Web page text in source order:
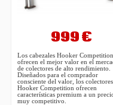
999 €
Los cabezales Hooker Competition
ofrecen el mejor valor en el
de colectores de alto rendimiento.
Diseñados para el comprador
consciente del valor, los
Hooker Competition ofrecen
características premium a un
muy competitivo.